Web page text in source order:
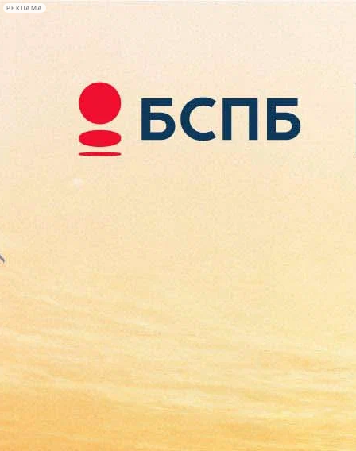
РЕКЛАМА
Сегодня:
2026.08.10
10:31
Афиша Plus